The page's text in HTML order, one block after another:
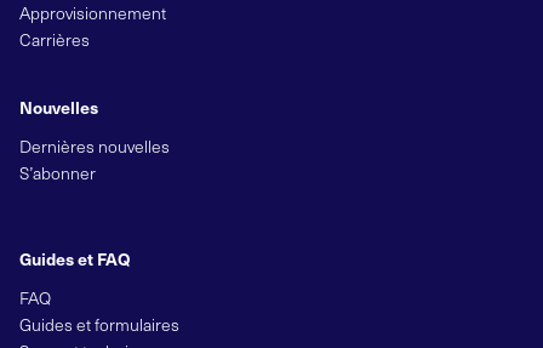
Approvisionnement
Carrières
Nouvelles
Dernières nouvelles
S’abonner
Guides et FAQ
FAQ
Guides et formulaires